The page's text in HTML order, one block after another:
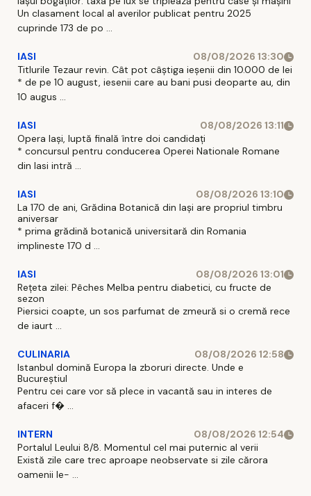
Un clasament local al averilor publicat pentru 2025
cuprinde 173 de po ...
IASI
08/08/2026 13:30
Titlurile Tezaur revin. Cât pot câștiga ieșenii din 10.000 de lei
* de pe 10 august, iesenii care au bani pusi deoparte au, din
10 augus ...
IASI
08/08/2026 13:11
Opera Iași, luptă finală între doi candidați
* concursul pentru conducerea Operei Nationale Romane
din Iasi intră ...
IASI
08/08/2026 13:10
La 170 de ani, Grădina Botanică din Iași are propriul timbru
aniversar
* prima grădină botanică universitară din Romania
implineste 170 d ...
IASI
08/08/2026 13:01
Rețeta zilei: Pêches Melba pentru diabetici, cu fructe de
sezon
Piersici coapte, un sos parfumat de zmeură si o cremă rece
de iaurt ...
CULINARIA
08/08/2026 12:58
Istanbul domină Europa la zboruri directe. Unde e
Bucureștiul
Pentru cei care vor să plece in vacantă sau in interes de
afaceri f� ...
INTERN
08/08/2026 12:54
Portalul Leului 8/8. Momentul cel mai puternic al verii
Există zile care trec aproape neobservate si zile cărora
oamenii le- ...